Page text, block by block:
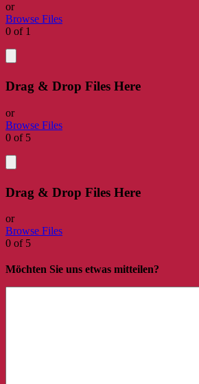
or
Browse Files
0 of 1
Drag & Drop Files Here
or
Browse Files
0 of 5
Drag & Drop Files Here
or
Browse Files
0 of 5
Möchten Sie uns etwas mitteilen?